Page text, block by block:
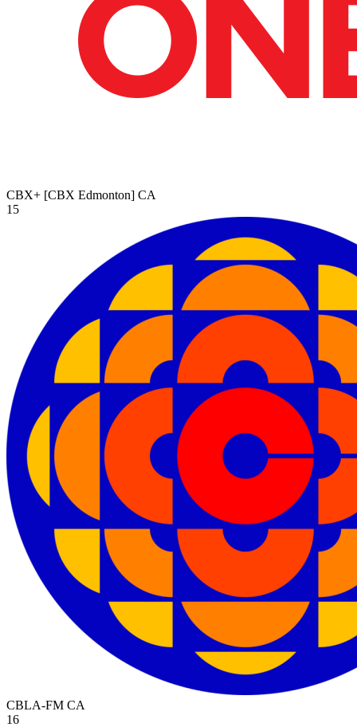
CBX+ [CBX Edmonton] CA
15
CBLA-FM CA
16